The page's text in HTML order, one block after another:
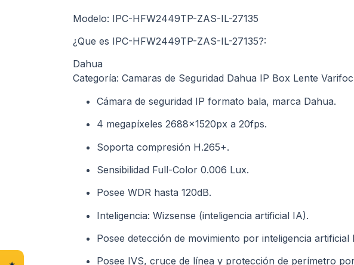
Modelo: IPC-HFW2449TP-ZAS-IL-27135
¿Que es IPC-HFW2449TP-ZAS-IL-27135?:
Dahua
Categoría: Camaras de Seguridad Dahua IP Box Lente
Cámara de seguridad IP formato bala, marca Dahua.
4 megapíxeles 2688x1520px a 20fps.
Soporta compresión H.265+.
Sensibilidad Full-Color 0.006 Lux.
Posee WDR hasta 120dB.
Inteligencia: Wizsense (inteligencia artificial IA).
Posee detección de movimiento por inteligencia
Posee IVS, cruce de línea y protección de perímetro